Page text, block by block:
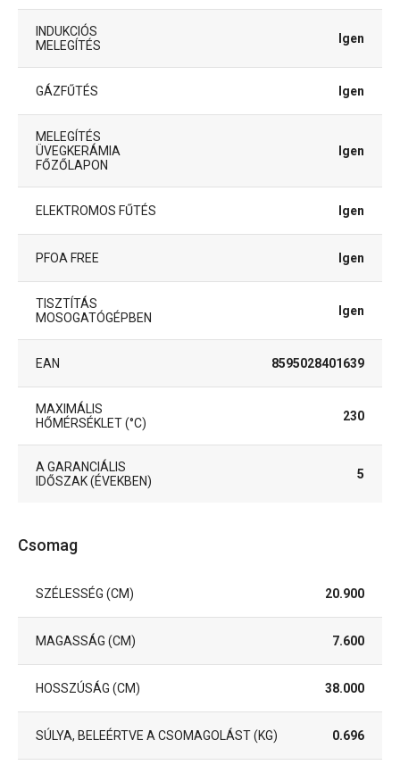
INDUKCIÓS
MELEGÍTÉS
Igen
GÁZFŰTÉS Igen
MELEGÍTÉS
ÜVEGKERÁMIA
FŐZŐLAPON
Igen
ELEKTROMOS FŰTÉS Igen
PFOA FREE Igen
TISZTÍTÁS
MOSOGATÓGÉPBEN
Igen
EAN 8595028401639
MAXIMÁLIS
HŐMÉRSÉKLET (°C)
230
A GARANCIÁLIS
IDŐSZAK (ÉVEKBEN)
5
Csomag
SZÉLESSÉG (CM) 20.900
MAGASSÁG (CM) 7.600
HOSSZÚSÁG (CM) 38.000
SÚLYA, BELEÉRTVE A CSOMAGOLÁST (KG) 0.696